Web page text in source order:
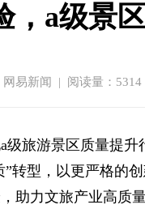
，a级景
易新闻 | 阅读量：
级旅游景区质量提
”转型，以更严格的
助力文旅产业高质